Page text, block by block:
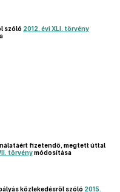
szóló 2012. évi XLI. törvény
fizetendő, megtett úttal
törvénymódosítása
közlekedésről szóló 2015.